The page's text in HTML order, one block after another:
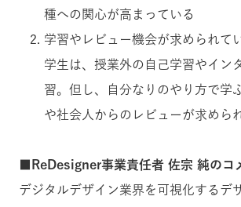
種への関心が高まっている
学習やレビュー機会が求められて
学生は、授業外の自己学習やイン
習。但し、自分なりのやり方で学
や社会人からのレビューが求めら
■ReDesigner事業責任者 佐宗 純のコ
デジタルデザイン業界を可視化するデ